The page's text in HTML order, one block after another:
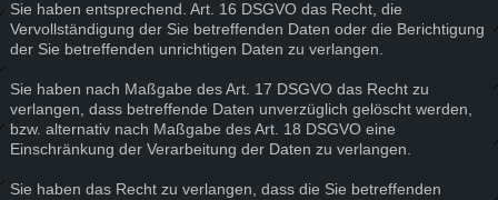
Sie haben entsprechend. Art. 16 DSGVO das Recht, die
Vervollständigung der Sie betreffenden Daten oder die Berichtigung
der Sie betreffenden unrichtigen Daten zu verlangen.
Sie haben nach Maßgabe des Art. 17 DSGVO das Recht zu
verlangen, dass betreffende Daten unverzüglich gelöscht werden,
bzw. alternativ nach Maßgabe des Art. 18 DSGVO eine
Einschränkung der Verarbeitung der Daten zu verlangen.
Sie haben das Recht zu verlangen, dass die Sie betreffenden